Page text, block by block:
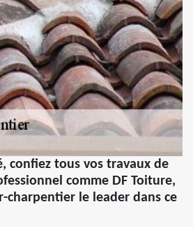
confiez tous vos travaux de
comme DF Toiture,
charpentier le leader dans ce